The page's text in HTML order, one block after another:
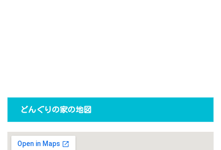
どんぐりの家の地図